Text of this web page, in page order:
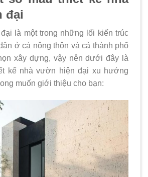
đại
là một trong những lối kiến trúc
ở cả nông thôn và cả thành phố
xây dựng, vậy nên dưới đây là
kế nhà vườn hiện đại xu hướng
muốn giới thiệu cho bạn: